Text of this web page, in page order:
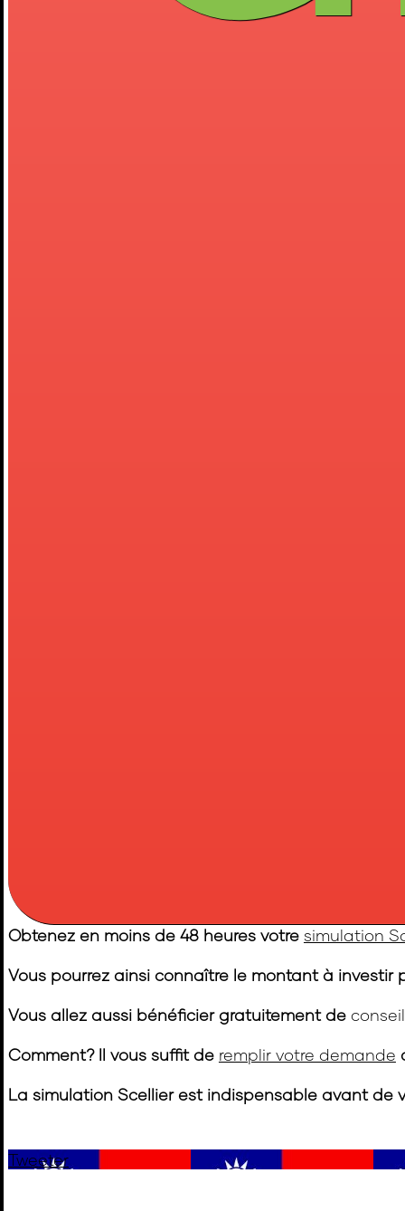
Obtenez en moins de 48 heures votre simulation
Vous pourrez ainsi connaître le montant à investir
Vous allez aussi bénéficier gratuitement de
Comment? Il vous suffit de remplir votre demande
La simulation Scellier est indispensable avant de
Tweeter